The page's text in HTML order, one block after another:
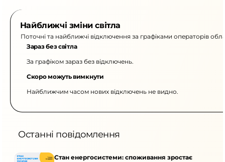
Найближчі зміни світла
Поточні та найближчі відключення за графіками операторів
Зараз без світла
За графіком зараз без відключень.
Скоро можуть вимкнути
Найближчим часом нових відключень не видно.
Останні повідомлення
Стан енергосистеми: споживання зростає